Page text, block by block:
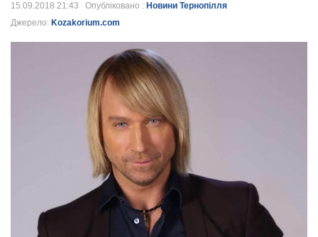
15.09.2018 21:43 Опубліковано : Новини Тернопілля
Джерело: Kozakorium.com